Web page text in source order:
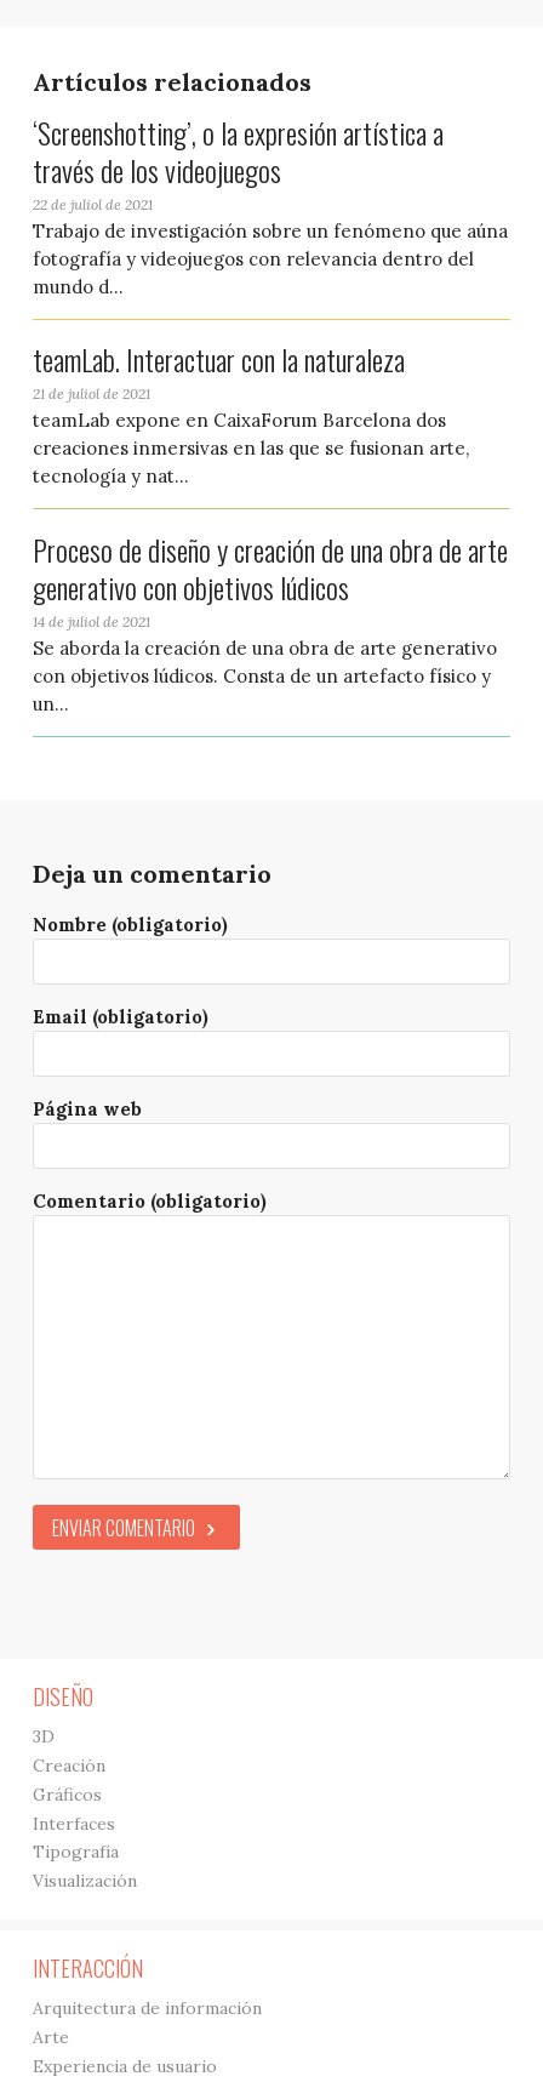
Artículos relacionados
‘Screenshotting’, o la expresión artística a
través de los videojuegos
22 de juliol de 2021
Trabajo de investigación sobre un fenómeno que aúna
fotografía y videojuegos con relevancia dentro del
mundo d...
teamLab. Interactuar con la naturaleza
21 de juliol de 2021
teamLab expone en CaixaForum Barcelona dos
creaciones inmersivas en las que se fusionan arte,
tecnología y nat...
Proceso de diseño y creación de una obra de arte
generativo con objetivos lúdicos
14 de juliol de 2021
Se aborda la creación de una obra de arte generativo
con objetivos lúdicos. Consta de un artefacto físico y
un...
Deja un comentario
Nombre (obligatorio)
Email (obligatorio)
Página web
Comentario (obligatorio)
ENVIAR COMENTARIO
DISEÑO
3D
Creación
Gráficos
Interfaces
Tipografía
Visualización
INTERACCIÓN
Arquitectura de información
Arte
Experiencia de usuario